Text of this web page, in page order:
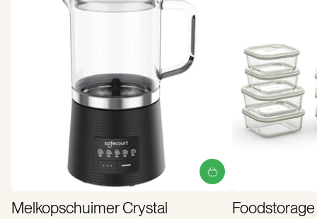
Melkopschuimer Crystal Foodstorage